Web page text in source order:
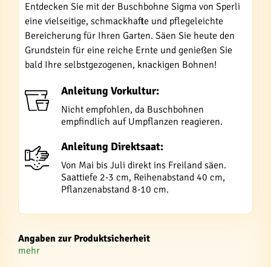
Entdecken Sie mit der Buschbohne Sigma von Sperli
eine vielseitige, schmackhafte und pflegeleichte
Bereicherung für Ihren Garten. Säen Sie heute den
Grundstein für eine reiche Ernte und genießen Sie
bald Ihre selbstgezogenen, knackigen Bohnen!
Anleitung Vorkultur:
Nicht empfohlen, da Buschbohnen
empfindlich auf Umpflanzen reagieren.
Anleitung Direktsaat:
Von Mai bis Juli direkt ins Freiland säen.
Saattiefe 2-3 cm, Reihenabstand 40 cm,
Pflanzenabstand 8-10 cm.
Angaben zur Produktsicherheit
mehr